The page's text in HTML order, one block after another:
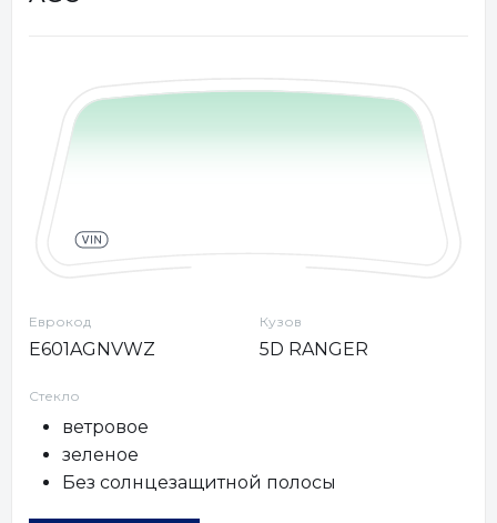
Еврокод
E601AGNVWZ
Кузов
5D RANGER
Стекло
ветровое
зеленое
Без солнцезащитной полосы